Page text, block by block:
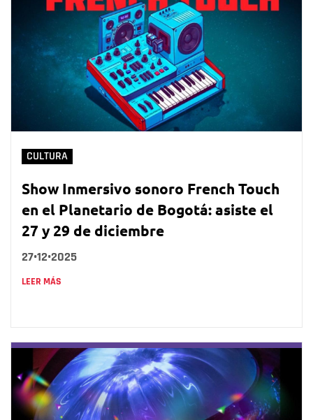
CULTURA
Show Inmersivo sonoro French Touch
en el Planetario de Bogotá: asiste el
27 y 29 de diciembre
27•12•2025
LEER MÁS